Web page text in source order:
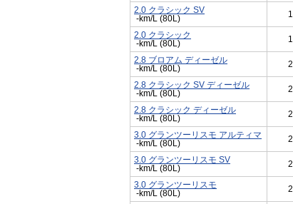
2.0 クラシック SV
-km/L (80L)
2.0 クラシック
-km/L (80L)
2.8 ブロアム ディーゼル
-km/L (80L)
2.8 クラシック SV ディーゼル
-km/L (80L)
2.8 クラシック ディーゼル
-km/L (80L)
3.0 グランツーリスモ アルティマ
-km/L (80L)
3.0 グランツーリスモ SV
-km/L (80L)
3.0 グランツーリスモ
-km/L (80L)